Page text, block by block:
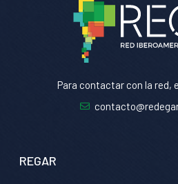
Para contactar con la red,
REGAR